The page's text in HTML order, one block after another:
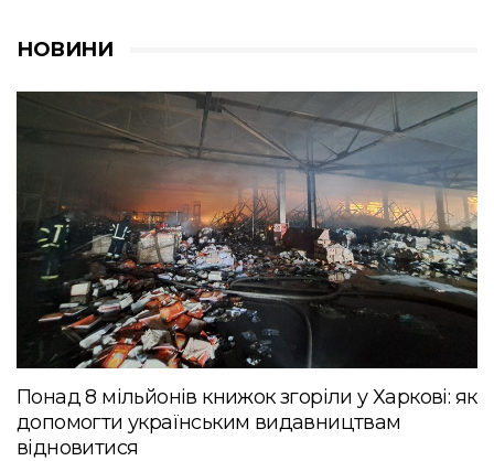
НОВИНИ
Понад 8 мільйонів книжок згоріли у Харкові: як
допомогти українським видавництвам
відновитися